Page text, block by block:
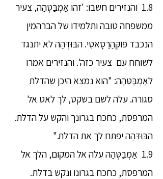
1.8 והנזירים חשבו: 'זהו אַמְבַּטְּהַה, צעיר
ממשפחה טובה ותלמידו של הברהמין
הנכבד פּוֹקְּהַרַסָאטִי. הבּוּדְּהַה לא יתנגד
לשוחח עם צעיר כזה'. והנזירים אמרו
לאַמְבַּטְּהַה: "הוא נמצא היכן שהדלת
סגורה. עלה לשם בשקט, לך לאט אל
המרפסת, כחכח בגרונך והקש על הדלת.
הבּוּדְּהַה יפתח לך את הדלת."
1.9 אַמְבַּטְּהַה עלה אל המקום, הלך אל
המרפסת, כחכח בגרונו ונקש בדלת.